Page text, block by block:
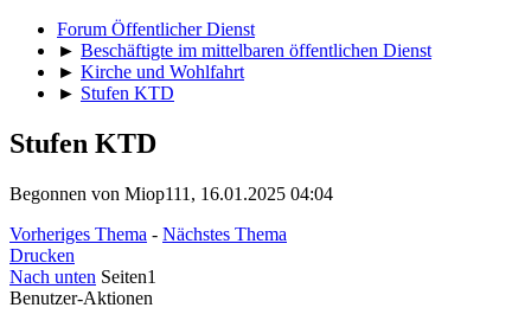
Forum Öffentlicher Dienst
► Beschäftigte im mittelbaren öffentlichen Dienst
► Kirche und Wohlfahrt
► Stufen KTD
Stufen KTD
Begonnen von Miop111, 16.01.2025 04:04
Vorheriges Thema - Nächstes Thema
Drucken
Nach unten Seiten1
Benutzer-Aktionen